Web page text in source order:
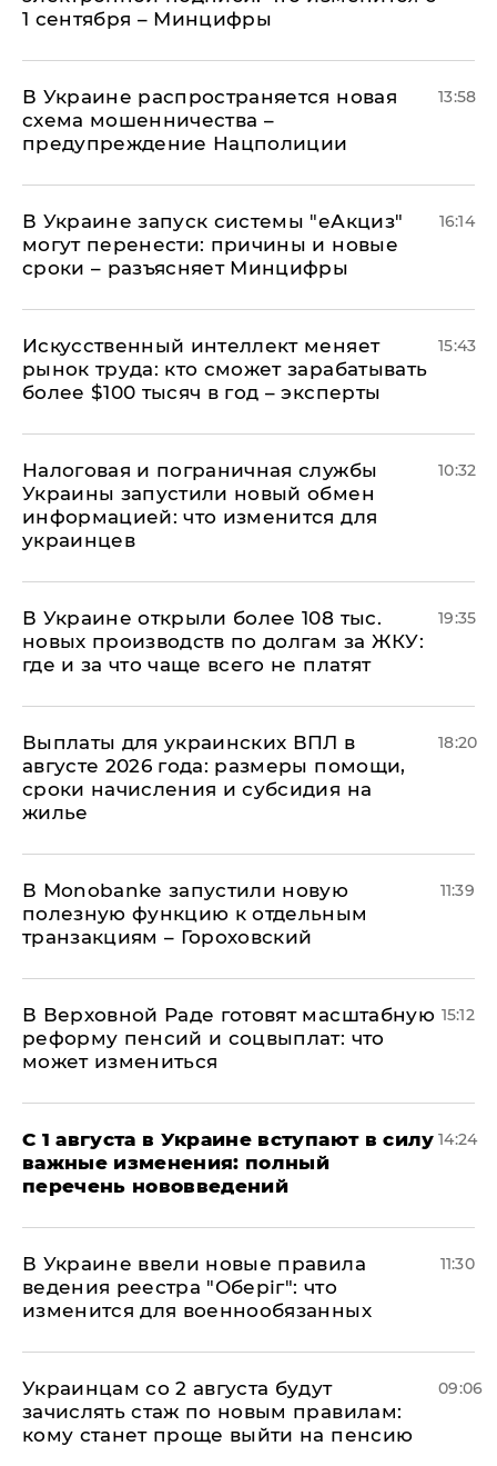
1 сентября – Минцифры
В Украине распространяется новая
схема мошенничества –
предупреждение Нацполиции
13:58
В Украине запуск системы "еАкциз"
могут перенести: причины и новые
сроки – разъясняет Минцифры
16:14
Искусственный интеллект меняет
рынок труда: кто сможет зарабатывать
более $100 тысяч в год – эксперты
15:43
Налоговая и пограничная службы
Украины запустили новый обмен
информацией: что изменится для
украинцев
10:32
В Украине открыли более 108 тыс.
новых производств по долгам за ЖКУ:
где и за что чаще всего не платят
19:35
Выплаты для украинских ВПЛ в
августе 2026 года: размеры помощи,
сроки начисления и субсидия на
жилье
18:20
В Мonobankе запустили новую
полезную функцию к отдельным
транзакциям – Гороховский
11:39
В Верховной Раде готовят масштабную
реформу пенсий и соцвыплат: что
может измениться
15:12
С 1 августа в Украине вступают в силу
важные изменения: полный
перечень нововведений
14:24
В Украине ввели новые правила
ведения реестра "Оберіг": что
изменится для военнообязанных
11:30
Украинцам со 2 августа будут
зачислять стаж по новым правилам:
кому станет проще выйти на пенсию
09:06